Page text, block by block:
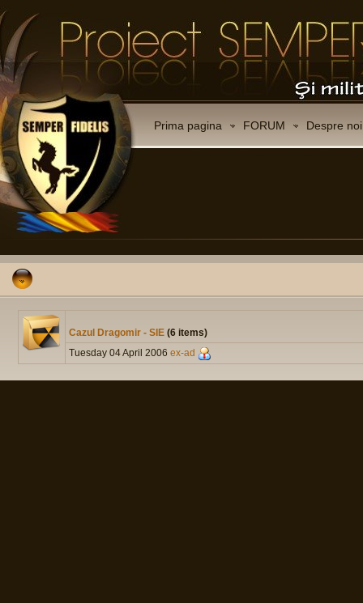
Prima pagina FORUM Despre noi
Cazul Dragomir - SIE (6 items)
Tuesday 04 April 2006 ex-ad